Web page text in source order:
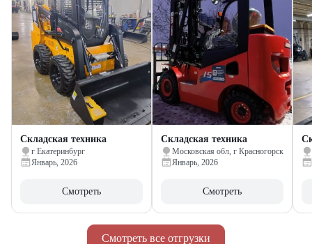
Смотреть все отгрузки
Складская техника
г Екатеринбург
Январь, 2026
Смотреть
Складская техника
Московская обл, г Красногорск
Январь, 2026
Смотреть